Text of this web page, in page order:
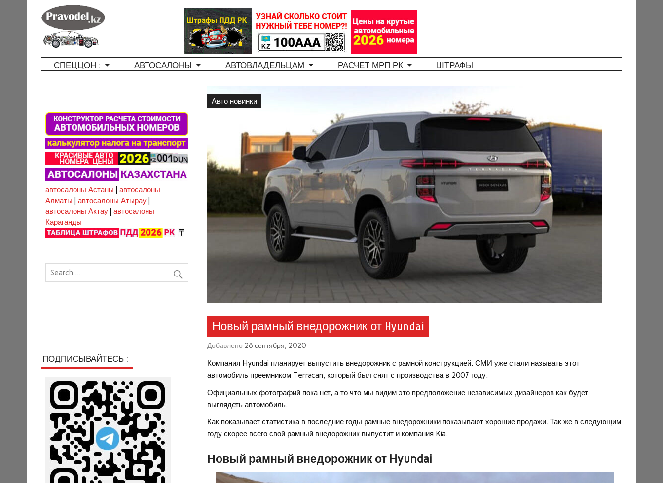
СПЕЦЦОН : АВТОСАЛОНЫ АВТОВЛАДЕЛЬЦАМ РАСЧЕТ МРП РК ШТРАФЫ
Авто новинки
Новый рамный внедорожник от Hyundai
Добавлено 28 сентября, 2020
Компания Hyundai планирует выпустить внедорожник с рамной конструкцией. СМИ уже стали называть этот
автомобиль преемником Terracan, который был снят с производства в 2007 году.
Официальных фотографий пока нет, а то что мы видим это предположение независимых дизайнеров как будет
выглядеть автомобиль.
Как показывает статистика в последние годы рамные внедорожники показывают хорошие продажи. Так же в следующим
году скорее всего свой рамный внедорожник выпустит и компания Kia.
Новый рамный внедорожник от Hyundai
автосалоны Астаны
автосалоны
Алматы
автосалоны Атырау|
автосалоны Актау| автосалоны
Караганды
ПОДПИСЫВАЙТЕСЬ :